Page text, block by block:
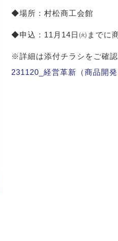
◆場所：村松商工会館
◆申込：11月14日㈫までに
※詳細は添付チラシをご確
231120_経営革新（商品開